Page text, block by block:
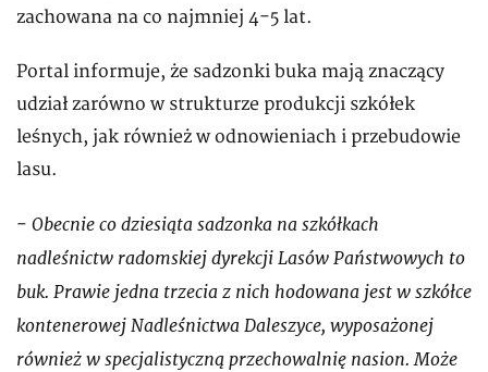
zachowana na co najmniej 4-5 lat.
Portal informuje, że sadzonki buka mają znaczący
udział zarówno w strukturze produkcji szkółek
leśnych, jak również w odnowieniach i przebudowie
lasu.
- Obecnie co dziesiąta sadzonka na szkółkach
nadleśnictw radomskiej dyrekcji Lasów Państwowych to
buk. Prawie jedna trzecia z nich hodowana jest w szkółce
kontenerowej Nadleśnictwa Daleszyce, wyposażonej
również w specjalistyczną przechowalnię nasion. Może